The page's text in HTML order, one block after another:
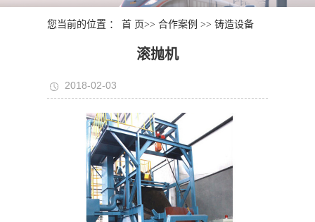
您当前的位置 ：首 页>>合作案例 >>铸造设备
滚抛机
2018-02-03